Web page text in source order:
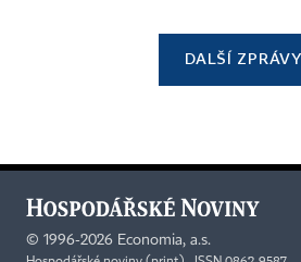
DALŠÍ ZPRÁVY
© 1996-2026 Economia, a.s.